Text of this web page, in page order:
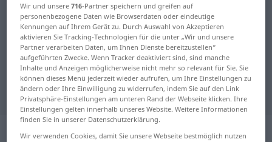
Deutsch-Französisch Übersetzung
für "unwirtlich"
"unwirtlich" Französisch
Übersetzung
„unwirtlich“ : Adjektiv
Wir und unsere716-Partner speichern und greifen auf
personenbezogene Daten wie Browserdaten oder eindeutige
Kennungen auf Ihrem Gerät zu. Durch Auswahl von Akzeptieren
aktivieren Sie Tracking-Technologien für die unter „Wir und unsere
Partner verarbeiten Daten, um Ihnen Dienste bereitzustellen“
aufgeführten Zwecke. Wenn Tracker deaktiviert sind, sind manche
Inhalte und Anzeigen möglicherweise nicht mehr so relevant für Sie. Sie
können dieses Menü jederzeit wieder aufrufen, um Ihre Einstellungen zu
ändern oder Ihre Einwilligung zu widerrufen, indem Sie auf den Link
Privatsphäre-Einstellungen am unteren Rand der Webseite klicken. Ihre
Einstellungen gelten innerhalb unseres Website. Weitere Informationen
finden Sie in unserer Datenschutzerklärung.
Wir verwenden Cookies, damit Sie unsere Webseite bestmöglich nutzen